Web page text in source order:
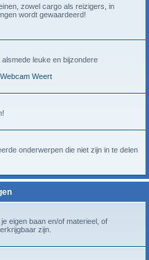
zowel cargo als reizigers, in
wordt gewaardeerd!
leuke en bijzondere
Webcam Weert
onderwerpen die niet zijn in te delen
eigen baan en/of materieel, of
zijn.